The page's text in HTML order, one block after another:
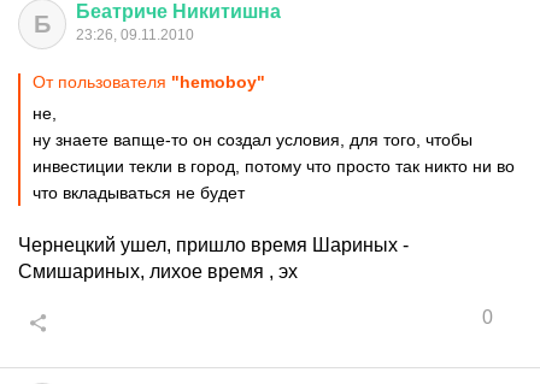
Б Беатриче Никитишна
23:26, 09.11.2010
От пользователя "hemoboy"
не,
ну знаете вапще-то он создал условия, для того, чтобы
инвестиции текли в город, потому что просто так никто ни во
что вкладываться не будет
Чернецкий ушел, пришло время Шариных -
Смишариных, лихое время , эх
0